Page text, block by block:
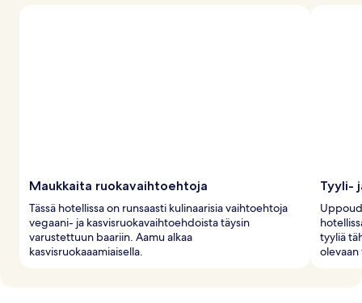
Maukkaita ruokavaihtoehtoja
Tässä hotellissa on runsaasti kulinaarisia vaihtoehtoja
vegaani- ja kasvisruokavaihtoehdoista täysin
varustettuun baariin. Aamu alkaa
kasvisruokaaamiaisella.
Tyyli-
tyyliä
olevaan